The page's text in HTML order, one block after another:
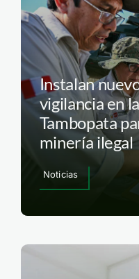
Instalan
vigilancia en
Tambopata
minería ilegal
Noticias